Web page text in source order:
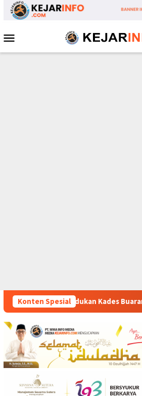
Loncat
Mobile
Konten Spesial
Buaran Bambu Atas Dugaan